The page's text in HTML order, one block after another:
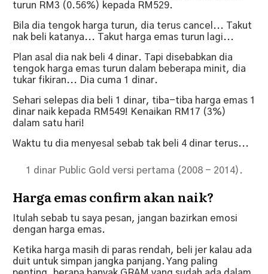
turun RM3 (0.56%) kepada RM529.
Bila dia tengok harga turun, dia terus cancel... Takut
nak beli katanya... Takut harga emas turun lagi...
Plan asal dia nak beli 4 dinar. Tapi disebabkan dia
tengok harga emas turun dalam beberapa minit, dia
tukar fikiran... Dia cuma 1 dinar.
Sehari selepas dia beli 1 dinar, tiba-tiba harga emas 1
dinar naik kepada RM549! Kenaikan RM17 (3%)
dalam satu hari!
Waktu tu dia menyesal sebab tak beli 4 dinar terus...
1 dinar Public Gold versi pertama (2008 - 2014).
Harga emas confirm akan naik?
Itulah sebab tu saya pesan, jangan bazirkan emosi
dengan harga emas.
Ketika harga masih di paras rendah, beli jer kalau ada
duit untuk simpan jangka panjang. Yang paling